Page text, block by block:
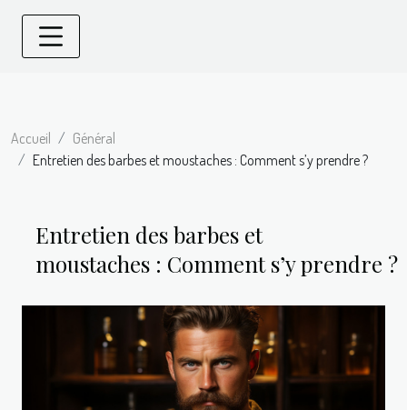
Accueil
Général
Entretien des barbes et moustaches : Comment s’y prendre ?
Entretien des barbes et
moustaches : Comment s’y prendre ?